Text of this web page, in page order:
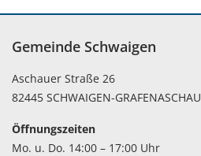
Gemeinde Schwaigen
Aschauer Straße 26
82445 SCHWAIGEN-GRAFENASCHAU
Öffnungszeiten
Mo. u. Do. 14:00 – 17:00 Uhr